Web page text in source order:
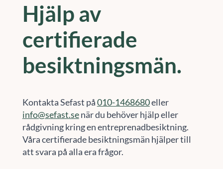
Hjälp av
certifierade
besiktningsmän.
Kontakta Sefast på010-1468680eller
info@sefast.senär du behöver hjälp eller
rådgivning kring en entreprenadbesiktning.
Våra certifierade besiktningsmän hjälper till
att svara på alla era frågor.